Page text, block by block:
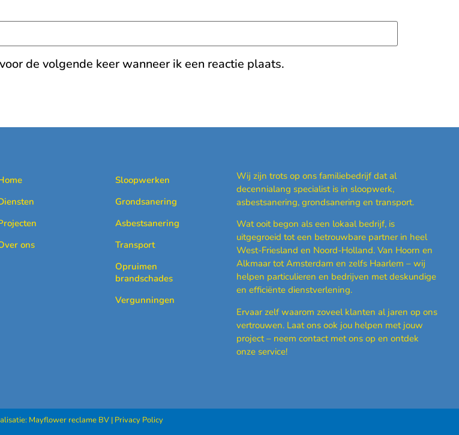
de volgende keer wanneer ik een reactie plaats.
ons
Sloopwerken
Grondsanering
Asbestsanering
Transport
Opruimen
brandschades
Vergunningen
Wij zijn trots op ons familiebedrijf dat al
decennialang specialist is in sloopwerk,
asbestsanering, grondsanering en transport.
Wat ooit begon als een lokaal bedrijf, is
uitgegroeid tot een betrouwbare partner in heel
West-Friesland en Noord-Holland. Van Hoorn en
Alkmaar tot Amsterdam en zelfs Haarlem – wij
helpen particulieren en bedrijven met deskundige
en efficiënte dienstverlening.
Ervaar zelf waarom zoveel klanten al jaren op ons
vertrouwen. Laat ons ook jou helpen met jouw
project – neem contact met ons op en ontdek
onze service!
Mayflower reclame BV| Privacy Policy